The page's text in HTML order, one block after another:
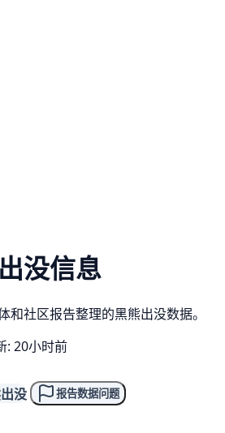
出没信息
和社区报告整理的黑熊出没数据。
: 20小时前
没 报告数据问题